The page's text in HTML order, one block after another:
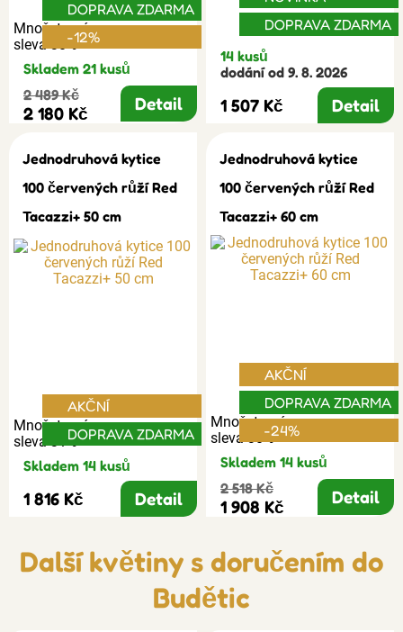
Množstevní
sleva 30%
DOPRAVA ZDARMA
-12%
Skladem 21 kusů
2 489 Kč
2 180 Kč Detail
DOPRAVA ZDARMA
14 kusů
dodání od 9. 8. 2026
1 507 Kč Detail
Jednodruhová kytice
100 červených růží Red
Tacazzi+ 50 cm
Množstevní
sleva 31%
AKČNÍ
DOPRAVA ZDARMA
Skladem 14 kusů
1 816 Kč Detail
Jednodruhová kytice
100 červených růží Red
Tacazzi+ 60 cm
Množstevní
sleva 30%
AKČNÍ
DOPRAVA ZDARMA
-24%
Skladem 14 kusů
2 518 Kč
1 908 Kč Detail
Další květiny s doručením do
Budětic